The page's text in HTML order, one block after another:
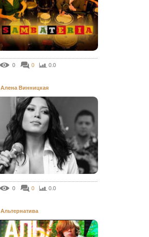
0 0 0.0
Алена Винницкая
0 0 0.0
Альтернатива